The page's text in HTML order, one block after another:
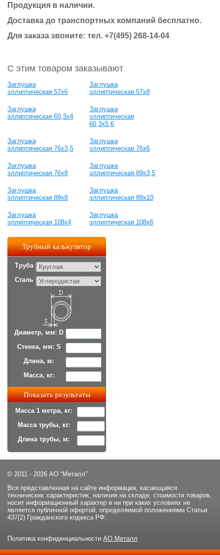
Продукция в наличии.
Доставка до транспортных компаний бесплатно.
Для заказа звоните: тел. +7(495) 268-14-04
С этим товаром заказывают
Заглушка
эллиптическая 57х6
Заглушка
эллиптическая 57х8
Заглушка
эллиптическая 60,3х4
Заглушка
эллиптическая
60,3х5,6
Заглушка
эллиптическая 76х3,5
Заглушка
эллиптическая 76х6
Заглушка
эллиптическая 76х8
Заглушка
эллиптическая 89х3,5
Заглушка
эллиптическая 89х8
Заглушка
эллиптическая 89х10
Заглушка
эллиптическая 108х4
Заглушка
эллиптическая 108х6
Трубный калькулятор
Труба
Сталь
Диаметр, мм: D
Стенка, мм: S
Длина, м:
Масса, кг:
Масса 1 метра, кг:
Масса трубы, кг:
Длина трубы, м:
© 2011 - 2026 АО “Металл”
Вся представленная на сайте информация, касающаяся
технических характеристик, наличия на складе, стоимости товаров,
носит информационный характер и ни при каких условиях не
является публичной офертой, определяемой положениями Статьи
437(2) Гражданского кодекса РФ.
Политика конфиденциальности АО Металл